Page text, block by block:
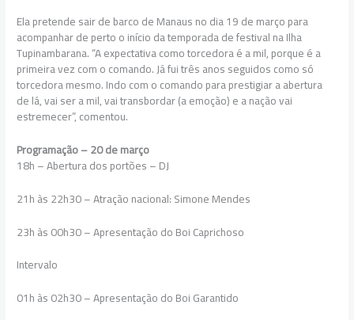
Ela pretende sair de barco de Manaus no dia 19 de março para
acompanhar de perto o início da temporada de festival na Ilha
Tupinambarana. “A expectativa como torcedora é a mil, porque é a
primeira vez com o comando. Já fui três anos seguidos como só
torcedora mesmo. Indo com o comando para prestigiar a abertura
de lá, vai ser a mil, vai transbordar (a emoção) e a nação vai
estremecer”, comentou.
Programação – 20 de março
18h – Abertura dos portões – DJ
21h às 22h30 – Atração nacional: Simone Mendes
23h às 00h30 – Apresentação do Boi Caprichoso
Intervalo
01h às 02h30 – Apresentação do Boi Garantido